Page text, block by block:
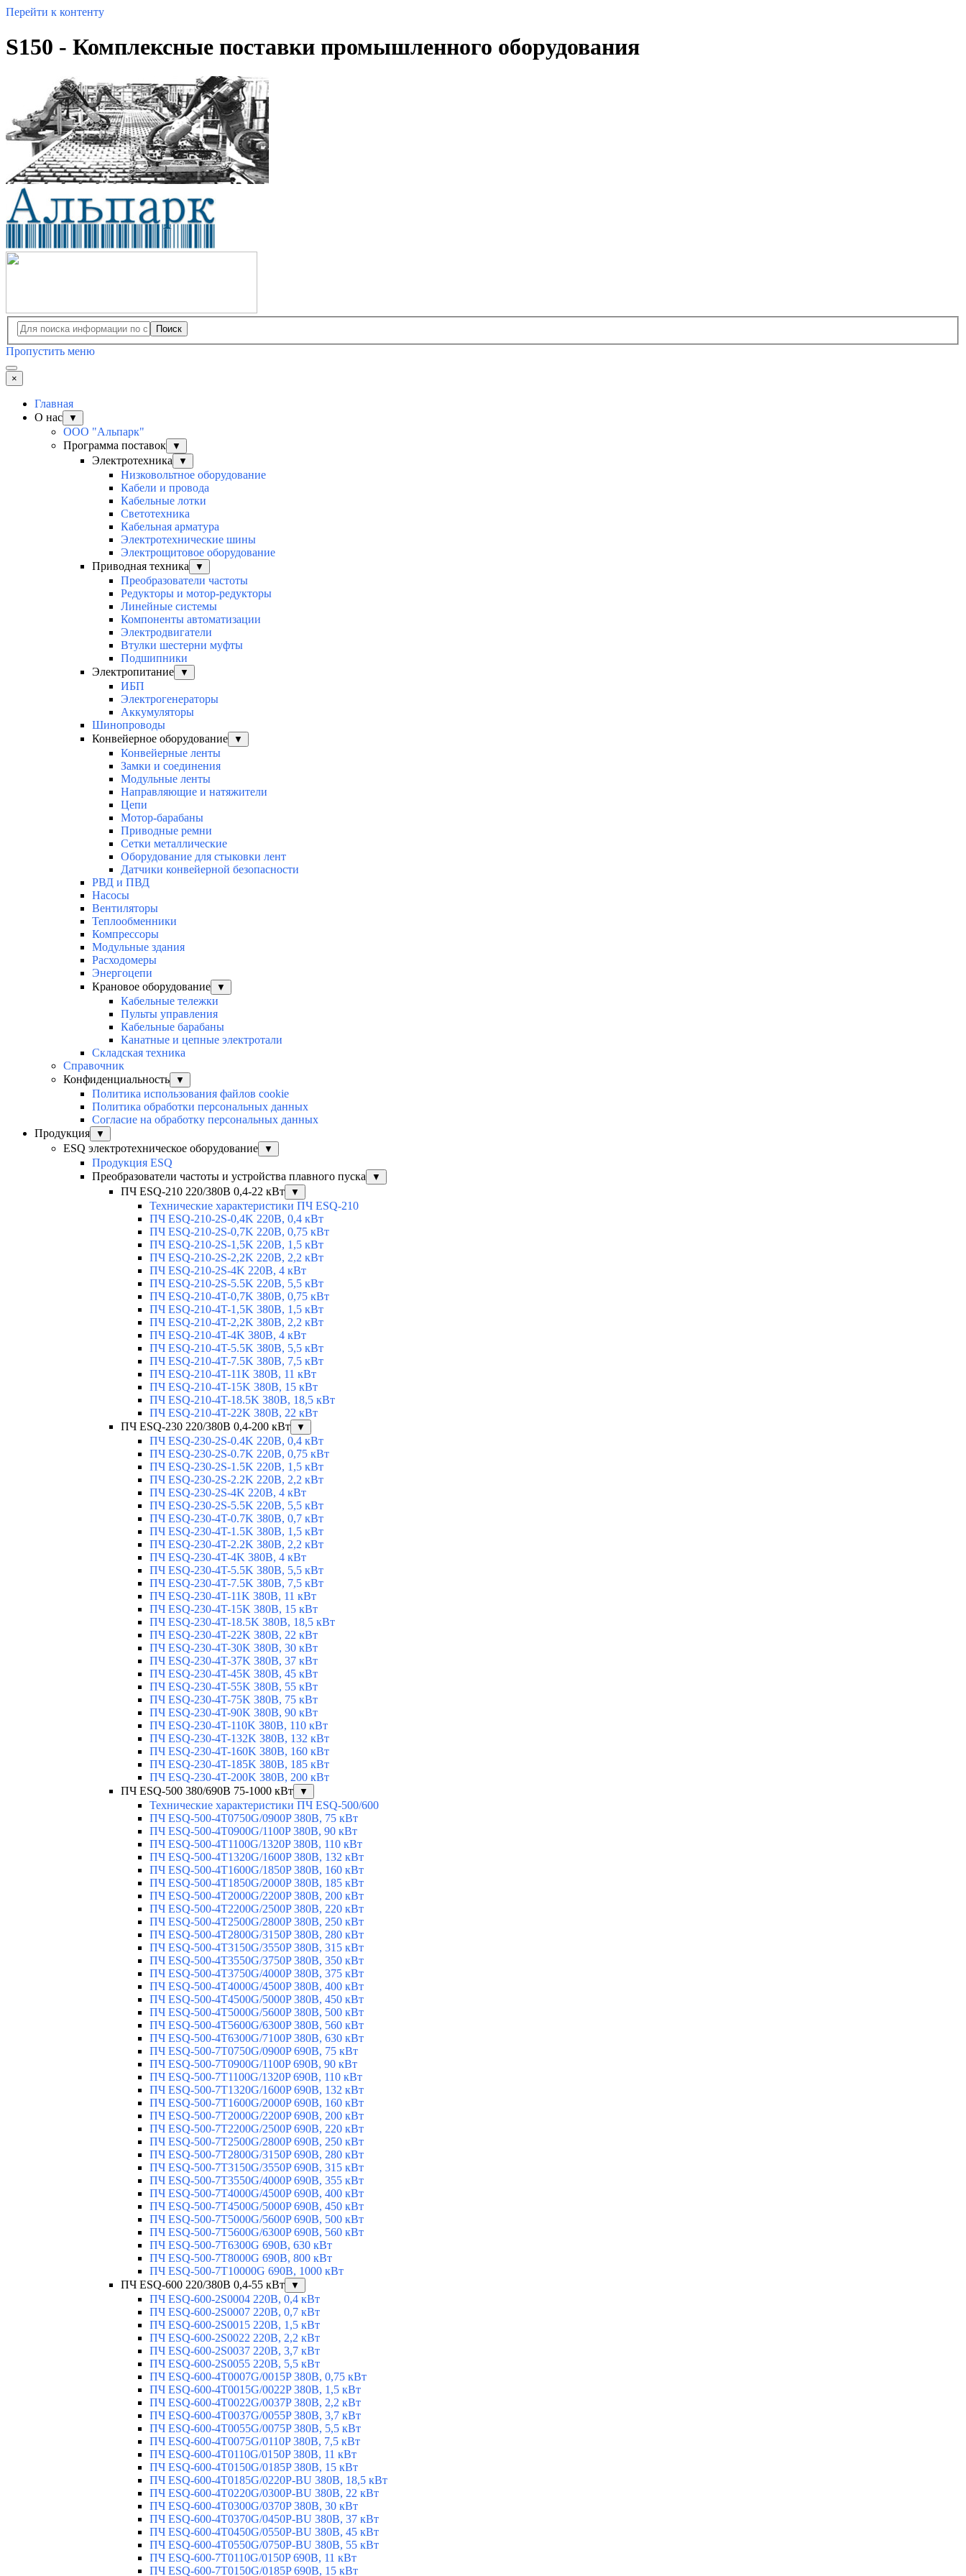
Перейти к контенту
S150 - Комплексные поставки промышленного оборудования
Поиск
Пропустить меню
×
Главная
О нас
▼
ООО "Альпарк"
Программа поставок
▼
Электротехника ▼
Низковольтное оборудование
Кабели и провода
Кабельные лотки
Светотехника
Кабельная арматура
Электротехнические шины
Электрощитовое оборудование
Приводная техника
▼
Преобразователи частоты
Редукторы и мотор-редукторы
Линейные системы
Компоненты автоматизации
Электродвигатели
Втулки шестерни муфты
Подшипники
Электропитание
▼
ИБП
Электрогенераторы
Аккумуляторы
Шинопроводы
Конвейерное оборудование
▼
Конвейерные ленты
Замки и соединения
Модульные ленты
Направляющие и натяжители
Цепи
Мотор-барабаны
Приводные ремни
Сетки металлические
Оборудование для стыковки лент
Датчики конвейерной безопасности
РВД и ПВД
Насосы
Вентиляторы
Теплообменники
Компрессоры
Модульные здания
Расходомеры
Энергоцепи
Крановое оборудование
▼
Кабельные тележки
Пульты управления
Кабельные барабаны
Канатные и цепные электротали
Складская техника
Справочник
Конфиденциальность
▼
Политика использования файлов cookie
Политика обработки персональных данных
Согласие на обработку персональных данных
Продукция
▼
ESQ электротехническое оборудование ▼
Продукция ESQ
Преобразователи частоты и устройства плавного пуска
▼
ПЧ ESQ-210 220/380В 0,4-22 кВт ▼
Технические характеристики ПЧ ESQ-210
ПЧ ESQ-210-2S-0,4K 220В, 0,4 кВт
ПЧ ESQ-210-2S-0,7K 220В, 0,75 кВт
ПЧ ESQ-210-2S-1,5K 220В, 1,5 кВт
ПЧ ESQ-210-2S-2,2K 220В, 2,2 кВт
ПЧ ESQ-210-2S-4K 220В, 4 кВт
ПЧ ESQ-210-2S-5.5K 220В, 5,5 кВт
ПЧ ESQ-210-4T-0,7K 380В, 0,75 кВт
ПЧ ESQ-210-4T-1,5K 380В, 1,5 кВт
ПЧ ESQ-210-4T-2,2K 380В, 2,2 кВт
ПЧ ESQ-210-4T-4K 380В, 4 кВт
ПЧ ESQ-210-4T-5.5K 380В, 5,5 кВт
ПЧ ESQ-210-4T-7.5K 380В, 7,5 кВт
ПЧ ESQ-210-4T-11K 380В, 11 кВт
ПЧ ESQ-210-4T-15K 380В, 15 кВт
ПЧ ESQ-210-4T-18.5K 380В, 18,5 кВт
ПЧ ESQ-210-4T-22K 380В, 22 кВт
ПЧ ESQ-230 220/380В 0,4-200 кВт
▼
ПЧ ESQ-230-2S-0.4K 220В, 0,4 кВт
ПЧ ESQ-230-2S-0.7K 220В, 0,75 кВт
ПЧ ESQ-230-2S-1.5K 220В, 1,5 кВт
ПЧ ESQ-230-2S-2.2K 220В, 2,2 кВт
ПЧ ESQ-230-2S-4K 220В, 4 кВт
ПЧ ESQ-230-2S-5.5K 220В, 5,5 кВт
ПЧ ESQ-230-4T-0.7K 380В, 0,7 кВт
ПЧ ESQ-230-4T-1.5K 380В, 1,5 кВт
ПЧ ESQ-230-4T-2.2K 380В, 2,2 кВт
ПЧ ESQ-230-4T-4K 380В, 4 кВт
ПЧ ESQ-230-4T-5.5K 380В, 5,5 кВт
ПЧ ESQ-230-4T-7.5K 380В, 7,5 кВт
ПЧ ESQ-230-4T-11K 380В, 11 кВт
ПЧ ESQ-230-4T-15K 380В, 15 кВт
ПЧ ESQ-230-4T-18.5K 380В, 18,5 кВт
ПЧ ESQ-230-4T-22K 380В, 22 кВт
ПЧ ESQ-230-4T-30K 380В, 30 кВт
ПЧ ESQ-230-4T-37K 380В, 37 кВт
ПЧ ESQ-230-4T-45K 380В, 45 кВт
ПЧ ESQ-230-4T-55K 380В, 55 кВт
ПЧ ESQ-230-4T-75K 380В, 75 кВт
ПЧ ESQ-230-4T-90K 380В, 90 кВт
ПЧ ESQ-230-4T-110K 380В, 110 кВт
ПЧ ESQ-230-4T-132K 380В, 132 кВт
ПЧ ESQ-230-4T-160K 380В, 160 кВт
ПЧ ESQ-230-4T-185K 380В, 185 кВт
ПЧ ESQ-230-4T-200K 380В, 200 кВт
ПЧ ESQ-500 380/690В 75-1000 кВт
▼
Технические характеристики ПЧ ESQ-500/600
ПЧ ESQ-500-4T0750G/0900P 380В, 75 кВт
ПЧ ESQ-500-4T0900G/1100P 380В, 90 кВт
ПЧ ESQ-500-4T1100G/1320P 380В, 110 кВт
ПЧ ESQ-500-4T1320G/1600P 380В, 132 кВт
ПЧ ESQ-500-4T1600G/1850P 380В, 160 кВт
ПЧ ESQ-500-4T1850G/2000P 380В, 185 кВт
ПЧ ESQ-500-4T2000G/2200P 380В, 200 кВт
ПЧ ESQ-500-4T2200G/2500P 380В, 220 кВт
ПЧ ESQ-500-4T2500G/2800P 380В, 250 кВт
ПЧ ESQ-500-4T2800G/3150P 380В, 280 кВт
ПЧ ESQ-500-4T3150G/3550P 380В, 315 кВт
ПЧ ESQ-500-4T3550G/3750P 380В, 350 кВт
ПЧ ESQ-500-4T3750G/4000P 380В, 375 кВт
ПЧ ESQ-500-4T4000G/4500P 380В, 400 кВт
ПЧ ESQ-500-4T4500G/5000P 380В, 450 кВт
ПЧ ESQ-500-4T5000G/5600P 380В, 500 кВт
ПЧ ESQ-500-4T5600G/6300P 380В, 560 кВт
ПЧ ESQ-500-4T6300G/7100P 380В, 630 кВт
ПЧ ESQ-500-7T0750G/0900P 690В, 75 кВт
ПЧ ESQ-500-7T0900G/1100P 690В, 90 кВт
ПЧ ESQ-500-7T1100G/1320P 690В, 110 кВт
ПЧ ESQ-500-7T1320G/1600P 690В, 132 кВт
ПЧ ESQ-500-7T1600G/2000P 690В, 160 кВт
ПЧ ESQ-500-7T2000G/2200P 690В, 200 кВт
ПЧ ESQ-500-7T2200G/2500P 690В, 220 кВт
ПЧ ESQ-500-7T2500G/2800P 690В, 250 кВт
ПЧ ESQ-500-7T2800G/3150P 690В, 280 кВт
ПЧ ESQ-500-7T3150G/3550P 690В, 315 кВт
ПЧ ESQ-500-7T3550G/4000P 690В, 355 кВт
ПЧ ESQ-500-7T4000G/4500P 690В, 400 кВт
ПЧ ESQ-500-7T4500G/5000P 690В, 450 кВт
ПЧ ESQ-500-7T5000G/5600P 690В, 500 кВт
ПЧ ESQ-500-7T5600G/6300P 690В, 560 кВт
ПЧ ESQ-500-7T6300G 690В, 630 кВт
ПЧ ESQ-500-7T8000G 690В, 800 кВт
ПЧ ESQ-500-7T10000G 690В, 1000 кВт
ПЧ ESQ-600 220/380В 0,4-55 кВт
▼
ПЧ ESQ-600-2S0004 220В, 0,4 кВт
ПЧ ESQ-600-2S0007 220В, 0,7 кВт
ПЧ ESQ-600-2S0015 220В, 1,5 кВт
ПЧ ESQ-600-2S0022 220В, 2,2 кВт
ПЧ ESQ-600-2S0037 220В, 3,7 кВт
ПЧ ESQ-600-2S0055 220В, 5,5 кВт
ПЧ ESQ-600-4T0007G/0015P 380В, 0,75 кВт
ПЧ ESQ-600-4T0015G/0022P 380В, 1,5 кВт
ПЧ ESQ-600-4T0022G/0037P 380В, 2,2 кВт
ПЧ ESQ-600-4T0037G/0055P 380В, 3,7 кВт
ПЧ ESQ-600-4T0055G/0075P 380В, 5,5 кВт
ПЧ ESQ-600-4T0075G/0110P 380В, 7,5 кВт
ПЧ ESQ-600-4T0110G/0150P 380В, 11 кВт
ПЧ ESQ-600-4T0150G/0185P 380В, 15 кВт
ПЧ ESQ-600-4T0185G/0220P-BU 380В, 18,5 кВт
ПЧ ESQ-600-4T0220G/0300P-BU 380В, 22 кВт
ПЧ ESQ-600-4T0300G/0370P 380В, 30 кВт
ПЧ ESQ-600-4T0370G/0450P-BU 380В, 37 кВт
ПЧ ESQ-600-4T0450G/0550P-BU 380В, 45 кВт
ПЧ ESQ-600-4T0550G/0750P-BU 380В, 55 кВт
ПЧ ESQ-600-7T0110G/0150P 690В, 11 кВт
ПЧ ESQ-600-7T0150G/0185P 690В, 15 кВт